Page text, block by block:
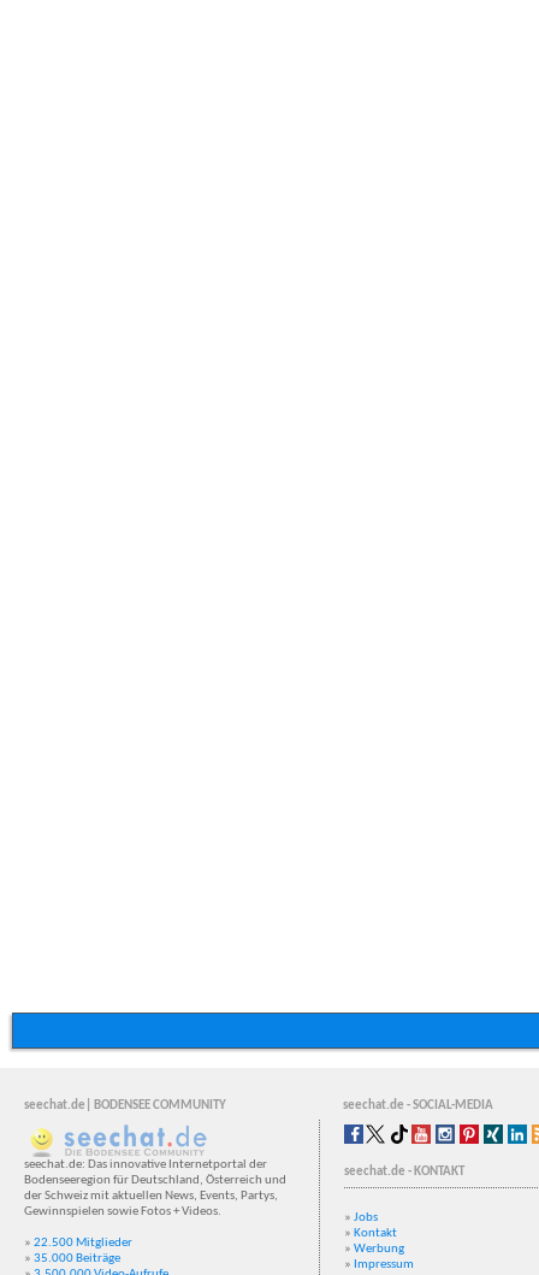
seechat.de| BODENSEE COMMUNITY seechat.de - SOCIAL-MEDIA
seechat.de: Das innovative Internetportal der
Bodenseeregion für Deutschland, Österreich und
der Schweiz mit aktuellen News, Events, Partys,
Gewinnspielen sowie Fotos + Videos.
» 22.500 Mitglieder
» 35.000 Beiträge
seechat.de - KONTAKT
» Jobs
» Kontakt
» Werbung
» Impressum